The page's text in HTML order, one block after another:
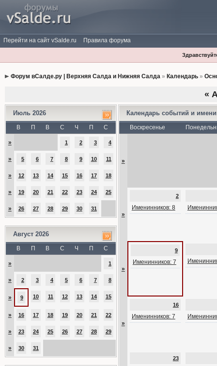
Перейти на сайт vSalde.ru Правила форума
Форум вСалде.ру | Верхняя Салда и Нижняя Салда» Календарь»
«
Июль 2026
В П В С Ч П С
» 1 2 3 4
» 5 6 7 8 9 10 11
» 12 13 14 15 16 17 18
» 19 20 21 22 23 24 25
» 26 27 28 29 30 31
Август 2026
В П В С Ч П С
» 1
» 2 3 4 5 6 7 8
» 9 10 11 12 13 14 15
» 16 17 18 19 20 21 22
» 23 24 25 26 27 28 29
» 30 31
Календарь событий и
Воскресенье
»
»
2
Именинников: 8
»
9
Именинников: 7
»
16
Именинников: 7
23